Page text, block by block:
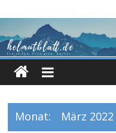
Inhalt
springen
Monat: März 2022